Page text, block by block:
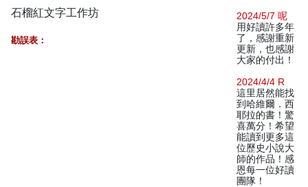
石榴紅文字工作坊
勘誤表：
2024/5/7 呢
用好讀許多年
了，感謝重新
更新，也感謝
大家的付出！
2024/4/4 R
這里居然能找
到哈維爾．西
耶拉的書！驚
喜萬分！希望
能讀到更多這
位歷史小說大
師的作品！感
恩每一位好讀
團隊！